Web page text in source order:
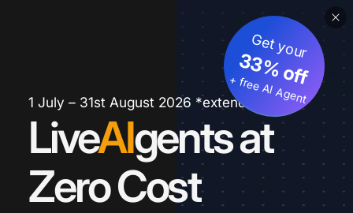
1 July – 31st August 2026 *extended
LiveAIgents at
Zero Cost
Get your
33% off
+ free AI Agent